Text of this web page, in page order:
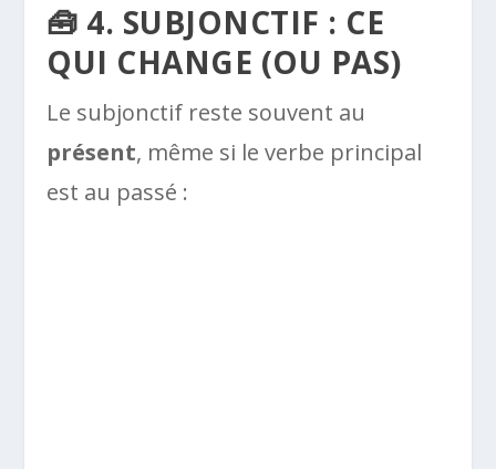
🧰 4. SUBJONCTIF : CE
QUI CHANGE (OU PAS)
Le subjonctif reste souvent au
présent, même si le verbe principal
est au passé :